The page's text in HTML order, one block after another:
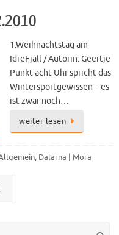
1.Weihnachtstag am
IdreFjäll / Autorin: Geertje
Punkt acht Uhr spricht das
Wintersportgewissen – es
ist zwar noch…
weiter lesen
, Dalarna | Mora